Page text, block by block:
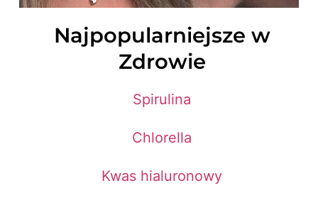
Najpopularniejsze w
Zdrowie
Spirulina
Chlorella
Kwas hialuronowy